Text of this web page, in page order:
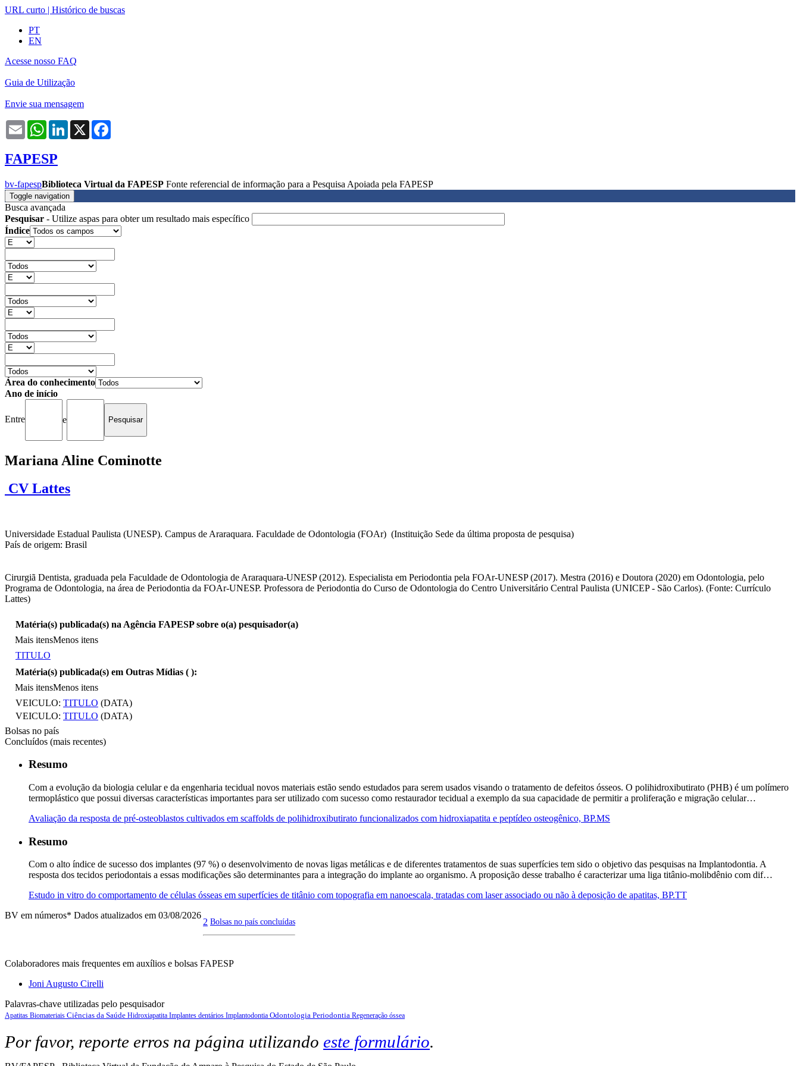
URL curto | Histórico de buscas
PT
EN
Acesse nosso FAQ
Guia de Utilização
Envie sua mensagem
Email WhatsAppLinkedIn
X
FAPESP
bv-fapespBiblioteca Virtual da FAPESP Fonte referencial de informação para a Pesquisa Apoiada pela FAPESP
Toggle navigation
Busca avançada
Pesquisar - Utilize aspas para obter um resultado mais específico
Índice
Área do conhecimento
Ano de início
Entre e
Mariana Aline Cominotte
CV Lattes
Universidade Estadual Paulista (UNESP). Campus de Araraquara. Faculdade de Odontologia (FOAr) (Instituição Sede da última proposta de pesquisa)
País de origem: Brasil
Cirurgiã Dentista, graduada pela Faculdade de Odontologia de Araraquara-UNESP (2012). Especialista em Periodontia pela FOAr-UNESP (2017). Mestra (2016) e Doutora (2020) em Odontologia, pelo
Programa de Odontologia, na área de Periodontia da FOAr-UNESP. Professora de Periodontia do Curso de Odontologia do Centro Universitário Central Paulista (UNICEP - São Carlos). (Fonte: Currículo
Lattes)
Matéria(s) publicada(s) na Agência FAPESP sobre o(a) pesquisador(a)
Mais itensMenos itens
TITULO
Matéria(s) publicada(s) em Outras Mídias ( ):
Mais itensMenos itens
VEICULO: TITULO (DATA)
VEICULO: TITULO (DATA)
Bolsas no país
Concluídos (mais recentes)
Resumo
Com a evolução da biologia celular e da engenharia tecidual novos materiais estão sendo estudados para serem usados visando o tratamento de defeitos ósseos. O polihidroxibutirato (PHB) é um polímero
termoplástico que possui diversas características importantes para ser utilizado com sucesso como restaurador tecidual a exemplo da sua capacidade de permitir a proliferação e migração celular…
Avaliação da resposta de pré-osteoblastos cultivados em scaffolds de polihidroxibutirato funcionalizados com hidroxiapatita e peptídeo osteogênico, BP.MS
Resumo
Com o alto índice de sucesso dos implantes (97 %) o desenvolvimento de novas ligas metálicas e de diferentes tratamentos de suas superfícies tem sido o objetivo das pesquisas na Implantodontia. A
resposta dos tecidos periodontais a essas modificações são determinantes para a integração do implante ao organismo. A proposição desse trabalho é caracterizar uma liga titânio-molibdênio com dif…
Estudo in vitro do comportamento de células ósseas em superfícies de titânio com topografia em nanoescala, tratadas com laser associado ou não à deposição de apatitas, BP.TT
BV em números* Dados atualizados em 03/08/2026
2 Bolsas no país concluídas
Colaboradores mais frequentes em auxílios e bolsas FAPESP
Joni Augusto Cirelli
Palavras-chave utilizadas pelo pesquisador
Apatitas Biomateriais Ciências da Saúde Hidroxiapatita Implantes dentários Implantodontia Odontologia Periodontia Regeneração óssea
Por favor, reporte erros na página utilizando este formulário.